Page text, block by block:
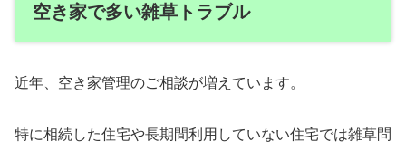
空き家で多い雑草トラブル
近年、空き家管理のご相談が増えています。
特に相続した住宅や長期間利用していない住宅では雑草問